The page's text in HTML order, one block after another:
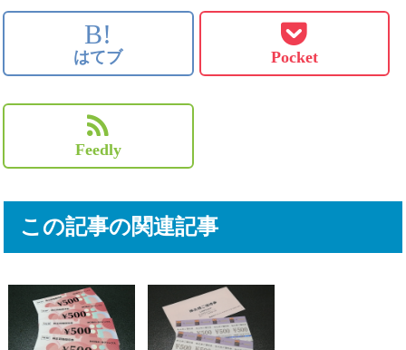
B!
はてブ Pocket
Feedly
この記事の関連記事